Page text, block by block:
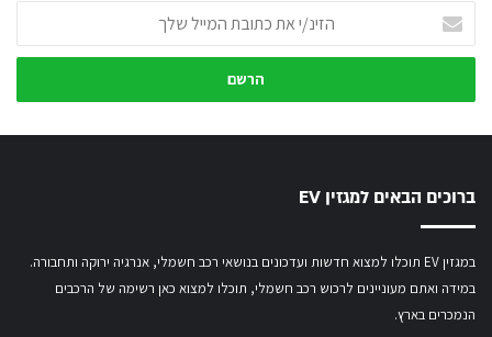
את
כתובת
שלך
ברוכים הבאים למגזין EV
במגזין EV תוכלו למצוא חדשות ועדכונים בנושאי רכב חשמלי, אנרגיה ירוקה ותחבורה.
במידה ואתם מעוניינים לרכוש רכב חשמלי, תוכלו למצוא כאן רשימה של הרכבים
הנמכרים בארץ.